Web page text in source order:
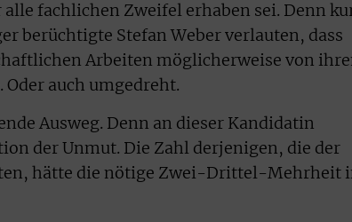
fachlichen Zweifel erhaben sei. Denn
berüchtigte Stefan Weber verlauten, dass
Arbeiten möglicherweise von
auch umgedreht.
Ausweg. Denn an dieser Kandidatin
der Unmut. Die Zahl derjenigen, die der
hätte die nötige Zwei-Drittel-Mehrheit